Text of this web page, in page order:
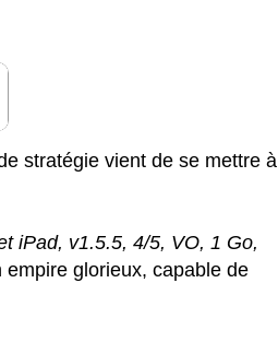
stratégie vient de se mettre à
iPad, v1.5.5, 4/5, VO, 1 Go,
glorieux, capable de